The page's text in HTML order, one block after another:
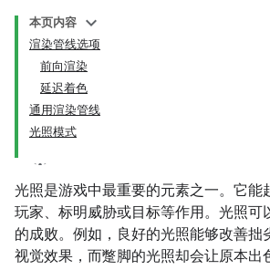
本页内容
渲染管线选项
前向渲染
延迟着色
通用渲染管线
光照模式
光照是游戏中最重要的元素之一。它能
玩家、标明威胁或目标等作用。光照可
的成败。例如，良好的光照能够改善拙
视觉效果，而蹩脚的光照却会让原本出